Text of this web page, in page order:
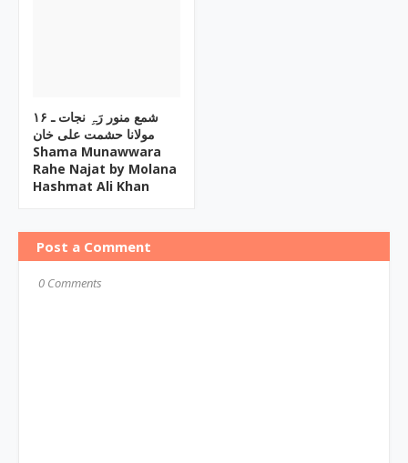
۱۶ شمع منور رَہِ نجات ـ
مولانا حشمت علی خان
Shama Munawwara
Rahe Najat by Molana
Hashmat Ali Khan
Post a Comment
0 Comments